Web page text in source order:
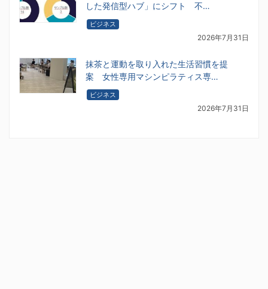
した発信型ハブ」にシフト 不…
ビジネス
2026年7月31日
抹茶と運動を取り入れた生活習慣を提
案 女性専用マシンピラティス専…
ビジネス
2026年7月31日